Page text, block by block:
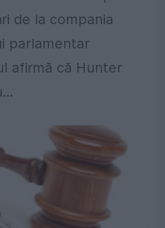
de la compania
parlamentar
afirmă că Hunter